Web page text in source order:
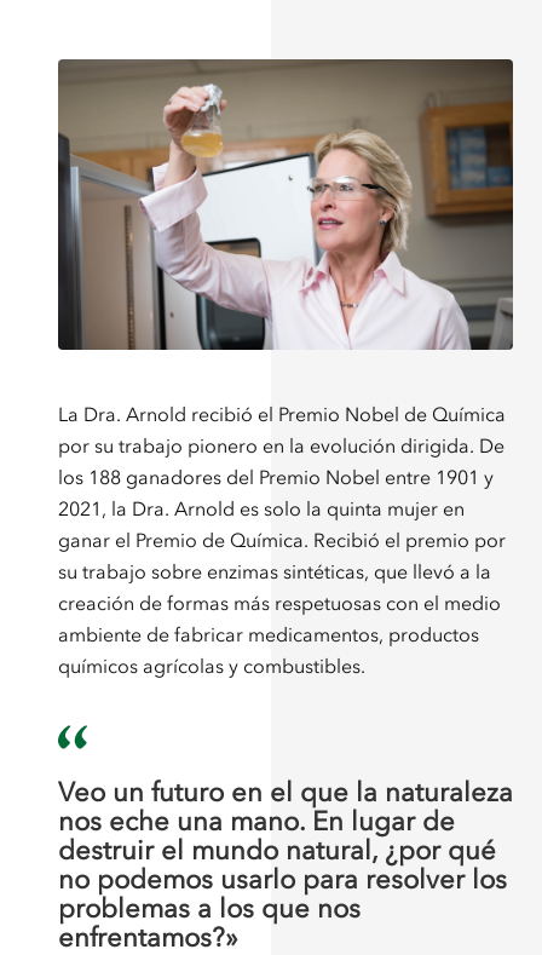
La Dra. Arnold recibió el Premio Nobel de Química
por su trabajo pionero en la evolución dirigida. De
los 188 ganadores del Premio Nobel entre 1901 y
2021, la Dra. Arnold es solo la quinta mujer en
ganar el Premio de Química. Recibió el premio por
su trabajo sobre enzimas sintéticas, que llevó a la
creación de formas más respetuosas con el medio
ambiente de fabricar medicamentos, productos
químicos agrícolas y combustibles.
Veo un futuro en el que la naturaleza
nos eche una mano. En lugar de
destruir el mundo natural, ¿por qué
no podemos usarlo para resolver los
problemas a los que nos
enfrentamos?»